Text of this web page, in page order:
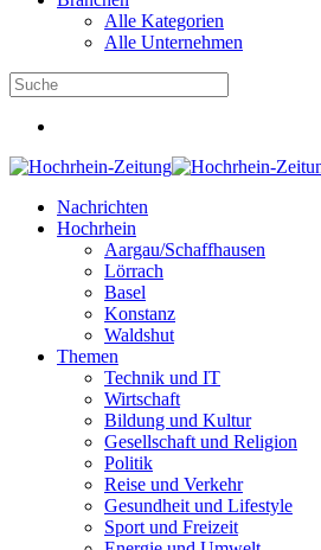
Alle Kategorien
Alle Unternehmen
Nachrichten
Hochrhein
Aargau/Schaffhausen
Lörrach
Basel
Konstanz
Waldshut
Themen
Technik und IT
Wirtschaft
Bildung und Kultur
Gesellschaft und Religion
Politik
Reise und Verkehr
Gesundheit und Lifestyle
Sport und Freizeit